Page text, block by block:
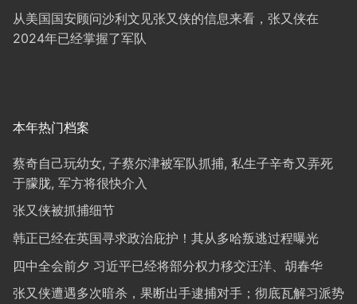
从美国国安顾问沙利文见张又侠的信息来看，张又侠在
2024年已经掌握了军队
本年热门档案
蔡奇自己玩幼女, 子蔡尔津被军队抓捕, 私生子辛奇又弄死
于朦胧, 军方将很快介入
张又侠被抓捕细节
韩正已经在英国寻求政治庇护！其从多哈叛逃过程曝光
四中全会前夕 习近平已经将部分权力移交汪洋、胡春华
张又侠遭遇多次暗杀，果断出手逮捕对手；彻底瓦解习派势